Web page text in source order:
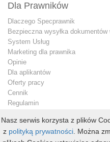
Dla Prawników
Dlaczego Specprawnik
Bezpieczna wysyłka dokumentów
System Usług
Marketing dla prawnika
Opinie
Dla aplikantów
Oferty pracy
Cennik
Regulamin
Konto premium
Kontakt dla prawnika
Nasz serwis korzysta z plików
z polityką prywatności. Można